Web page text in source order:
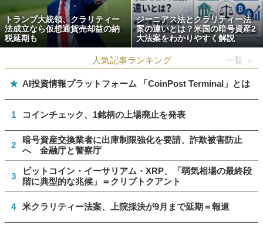
トランプ大統領、クラリティー
法成立なら仮想通貨売却益の納
税延期も
ジーニアス法とクラリティー法
案の違いとは？米国の暗号資産2
大法案をわかりやすく解説
人気記事ランキング 一覧 ＞
★ AI投資情報プラットフォーム 「CoinPost Terminal」とは
1 コインチェック、1銘柄の上場廃止を発表
2
暗号資産交換業者に出庫制限強化を要請、詐欺被害防止
へ 金融庁と警察庁
3
ビットコイン・イーサリアム・XRP、「弱気相場の最終段
階に典型的な兆候」＝クリプトクアント
4 米クラリティー法案、上院採決が9月まで延期＝報道